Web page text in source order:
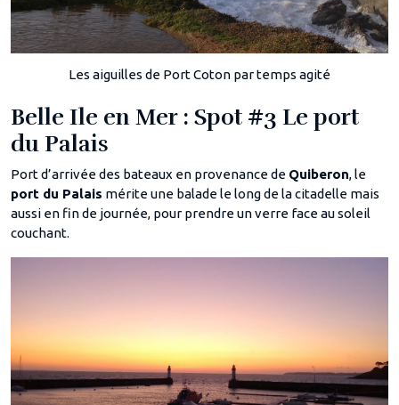
Les aiguilles de Port Coton par temps agité
Belle Ile en Mer : Spot #3 Le port
du Palais
Port d’arrivée des bateaux en provenance de Quiberon, le
port du Palais mérite une balade le long de la citadelle mais
aussi en fin de journée, pour prendre un verre face au soleil
couchant.